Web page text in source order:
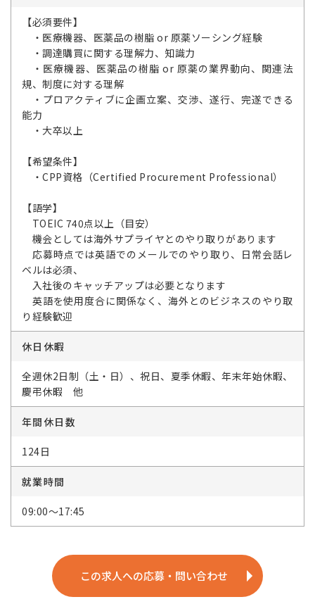
【必須要件】
・医療機器、医薬品の樹脂 or 原薬ソーシング経験
・調達購買に関する理解力、知識力
・医療機器、医薬品の樹脂 or 原薬の業界動向、関連法
規、制度に対する理解
・プロアクティブに企画立案、交渉、遂行、完遂できる
能力
・大卒以上
【希望条件】
・CPP資格（Certified Procurement Professional）
【語学】
TOEIC 740点以上（目安）
機会としては海外サプライヤとのやり取りがあります
応募時点では英語でのメールでのやり取り、日常会話レ
ベルは必須、
入社後のキャッチアップは必要となります
英語を使用度合に関係なく、海外とのビジネスのやり取
り経験歓迎
休日休暇
全週休2日制（土・日）、祝日、夏季休暇、年末年始休暇、
慶弔休暇 他
年間休日数
124日
就業時間
09:00～17:45
この求人への応募・問い合わせ